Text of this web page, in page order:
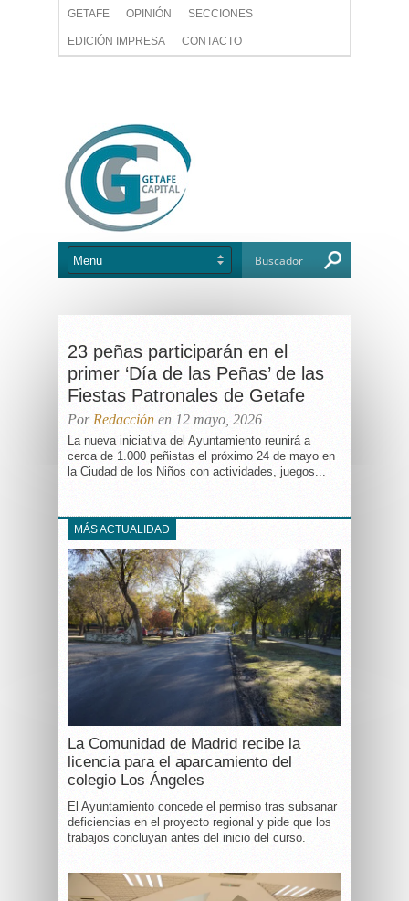
GETAFE OPINIÓN SECCIONES
EDICIÓN IMPRESA CONTACTO
23 peñas participarán en el
primer ‘Día de las Peñas’ de las
Fiestas Patronales de Getafe
Por Redacción en 12 mayo, 2026
La nueva iniciativa del Ayuntamiento reunirá a
cerca de 1.000 peñistas el próximo 24 de mayo en
la Ciudad de los Niños con actividades, juegos...
MÁS ACTUALIDAD
La Comunidad de Madrid recibe la
licencia para el aparcamiento del
colegio Los Ángeles
El Ayuntamiento concede el permiso tras subsanar
deficiencias en el proyecto regional y pide que los
trabajos concluyan antes del inicio del curso.